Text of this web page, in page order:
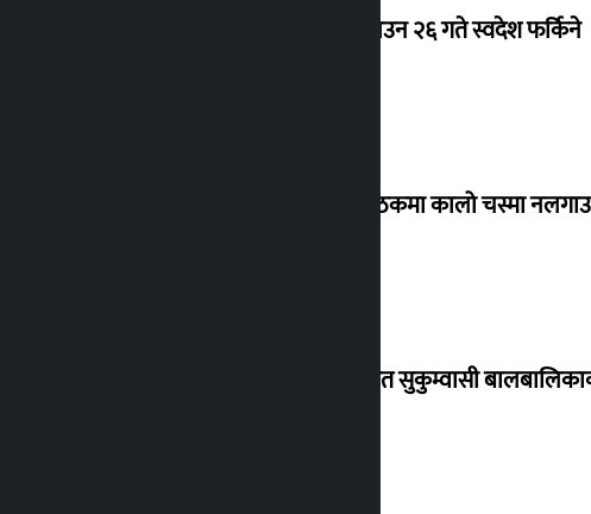
देउवा साउन २६ गते स्वदेश फर्किने
संसद् बैठकमा कालो चस्मा
विस्थापित सुकुम्वासी